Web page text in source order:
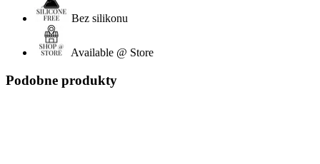
Bez silikonu
Available @ Store
Podobne produkty